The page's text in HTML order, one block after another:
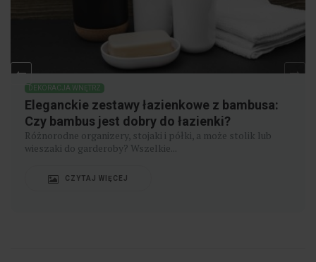
DEKORACJA WNĘTRZ
Eleganckie zestawy łazienkowe z bambusa:
Czy bambus jest dobry do łazienki?
Różnorodne organizery, stojaki i półki, a może stolik lub
wieszaki do garderoby? Wszelkie...
CZYTAJ WIĘCEJ